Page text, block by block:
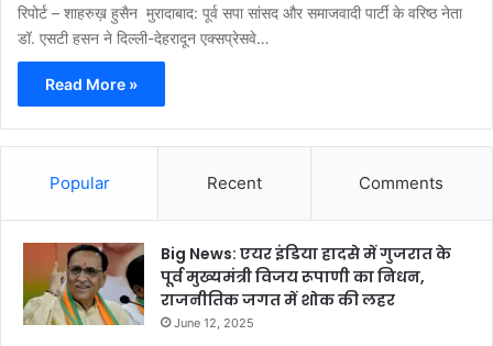
रिपोर्ट – शाहरुख़ हुसैन मुरादाबाद: पूर्व सपा सांसद और समाजवादी पार्टी के वरिष्ठ नेता
डॉ. एसटी हसन ने दिल्ली-देहरादून एक्सप्रेसवे…
Read More »
Popular Recent Comments
Big News: एयर इंडिया हादसे में गुजरात के
पूर्व मुख्यमंत्री विजय रूपाणी का निधन,
राजनीतिक जगत में शोक की लहर
June 12, 2025